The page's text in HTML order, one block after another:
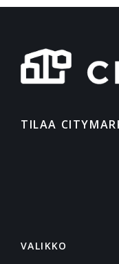
TILAA
VALIKKO